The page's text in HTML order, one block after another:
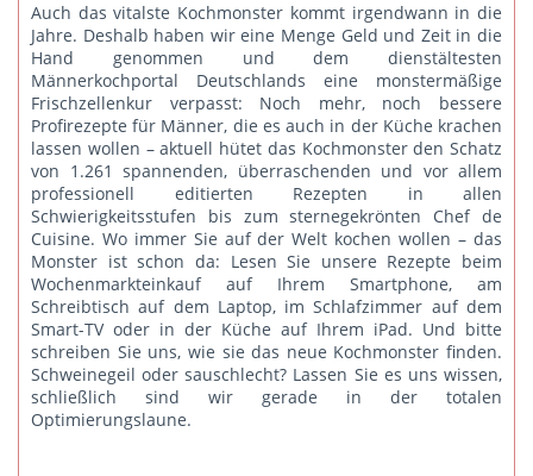
Auch das vitalste Kochmonster kommt irgendwann in die
Jahre. Deshalb haben wir eine Menge Geld und Zeit in die
Hand genommen und dem dienstältesten
Männerkochportal Deutschlands eine monstermäßige
Frischzellenkur verpasst: Noch mehr, noch bessere
Profirezepte für Männer, die es auch in der Küche krachen
lassen wollen – aktuell hütet das Kochmonster den Schatz
von 1.261 spannenden, überraschenden und vor allem
professionell editierten Rezepten in allen
Schwierigkeitsstufen bis zum sternegekrönten Chef de
Cuisine. Wo immer Sie auf der Welt kochen wollen – das
Monster ist schon da: Lesen Sie unsere Rezepte beim
Wochenmarkteinkauf auf Ihrem Smartphone, am
Schreibtisch auf dem Laptop, im Schlafzimmer auf dem
Smart-TV oder in der Küche auf Ihrem iPad. Und bitte
schreiben Sie uns, wie sie das neue Kochmonster finden.
Schweinegeil oder sauschlecht? Lassen Sie es uns wissen,
schließlich sind wir gerade in der totalen
Optimierungslaune.